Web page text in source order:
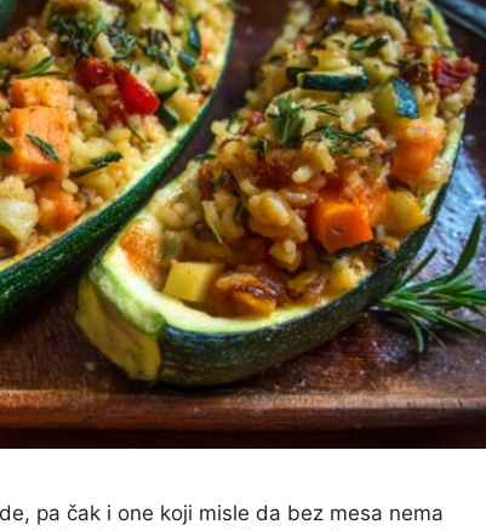
pa čak i one koji misle da bez mesa nema